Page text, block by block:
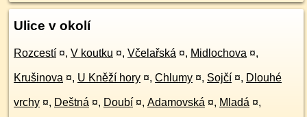
Ulice v okolí
Rozcestí ¤, V koutku ¤, Včelařská ¤, Midlochova ¤,
Krušinova ¤, U Kněží hory ¤, Chlumy ¤, Sojčí ¤, Dlouhé
vrchy ¤, Deštná ¤, Doubí ¤, Adamovská ¤, Mladá ¤,